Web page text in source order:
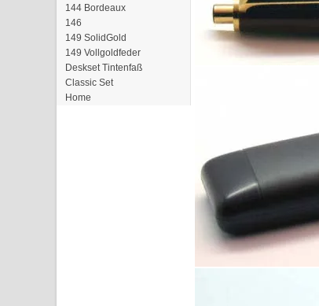
144 Bordeaux
146
149 SolidGold
149 Vollgoldfeder
Deskset Tintenfaß
Classic Set
Home